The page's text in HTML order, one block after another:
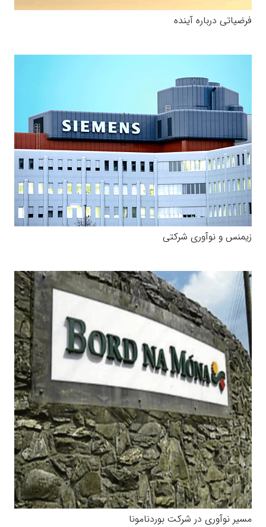
فرضیاتی درباره آینده
زیمنس و نوآوری شرکتی
مسیر نوآوری در شرکت بوردنامونا